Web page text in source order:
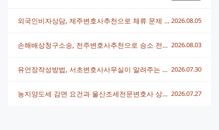
외국인비자상담, 제주변호사추천으로 체류 문제 빠르게 해결하는 법 2026.08.05
손해배상청구소송, 전주변호사추천으로 승소 전략 세우는 법 2026.08.03
유언장작성방법, 서초변호사사무실이 알려주는 핵심 정리 2026.07.30
농지양도세 감면 요건과 울산조세전문변호사 상담 전략 총정리 2026.07.27